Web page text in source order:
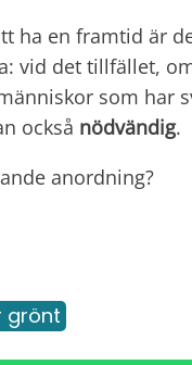
ha en framtid är
vid det tillfället,
som har
också nödvändig.
anordning?
grönt